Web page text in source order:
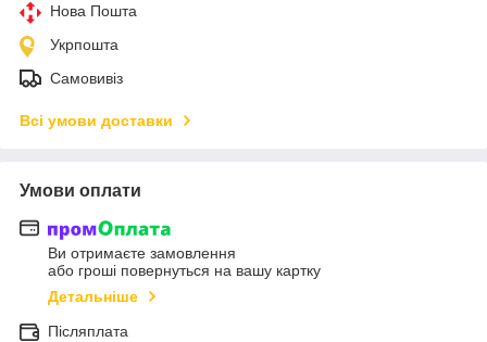
Нова Пошта
Укрпошта
Самовивіз
Всі умови доставки
Умови оплати
Ви отримаєте замовлення
або гроші повернуться на вашу картку
Детальніше
Післяплата